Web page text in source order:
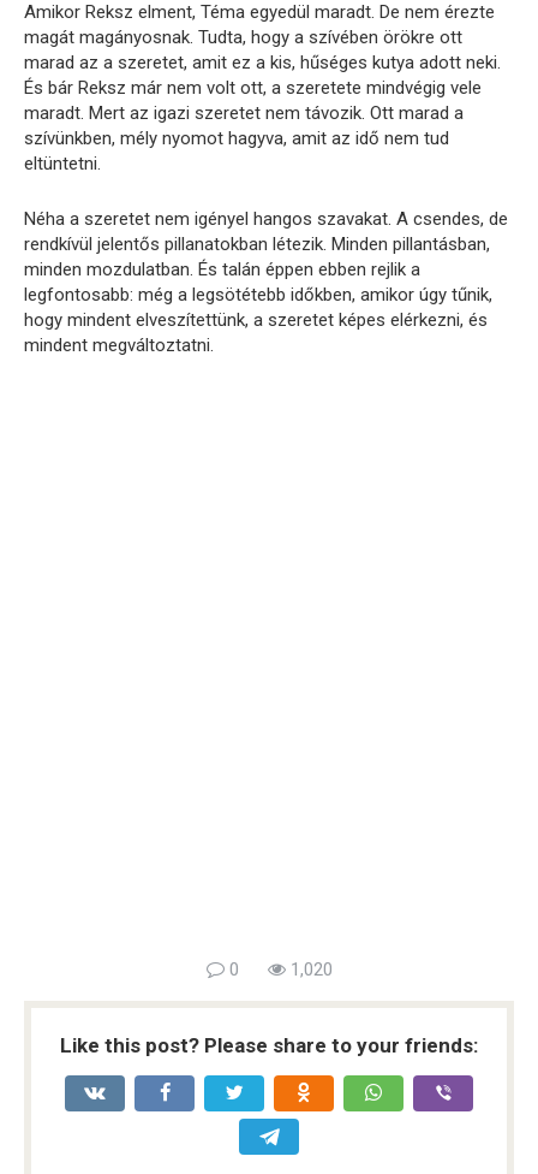
Amikor Reksz elment, Téma egyedül maradt. De nem érezte
magát magányosnak. Tudta, hogy a szívében örökre ott
marad az a szeretet, amit ez a kis, hűséges kutya adott neki.
És bár Reksz már nem volt ott, a szeretete mindvégig vele
maradt. Mert az igazi szeretet nem távozik. Ott marad a
szívünkben, mély nyomot hagyva, amit az idő nem tud
eltüntetni.
Néha a szeretet nem igényel hangos szavakat. A csendes, de
rendkívül jelentős pillanatokban létezik. Minden pillantásban,
minden mozdulatban. És talán éppen ebben rejlik a
legfontosabb: még a legsötétebb időkben, amikor úgy tűnik,
hogy mindent elveszítettünk, a szeretet képes elérkezni, és
mindent megváltoztatni.
0 1,020
Like this post? Please share to your friends: